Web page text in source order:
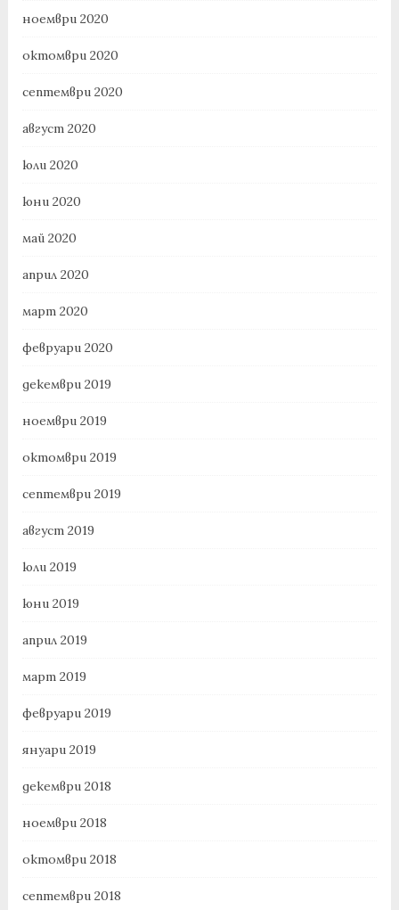
ноември 2020
октомври 2020
септември 2020
август 2020
юли 2020
юни 2020
май 2020
април 2020
март 2020
февруари 2020
декември 2019
ноември 2019
октомври 2019
септември 2019
август 2019
юли 2019
юни 2019
април 2019
март 2019
февруари 2019
януари 2019
декември 2018
ноември 2018
октомври 2018
септември 2018